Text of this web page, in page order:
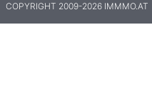
COPYRIGHT 2009-2026 IMMMO.AT